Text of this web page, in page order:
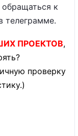
к
телеграмме.
ПРОЕКТОВ,
проверку